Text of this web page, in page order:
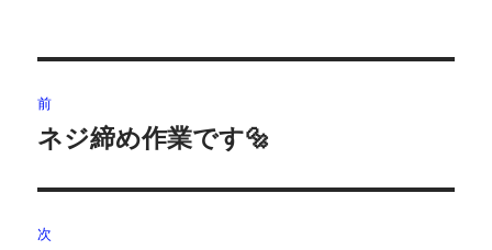
稿
ビ
前
前
投
稿:
ネジ締め作業です🔩
次